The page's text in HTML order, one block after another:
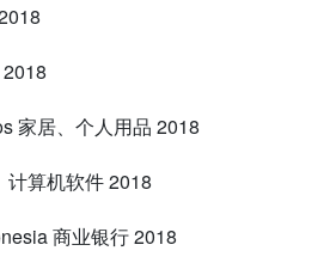
家居、个人用品 2018
计算机软件 2018
商业银行 2018